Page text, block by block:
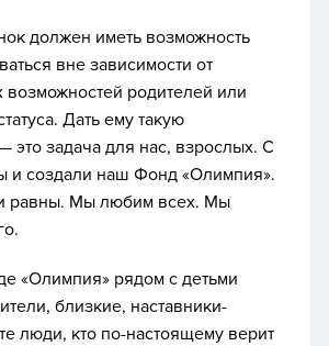
должен иметь возможность
вне зависимости от
возможностей родителей или
Дать ему такую
это задача для нас, взрослых. С
и создали наш Фонд «Олимпия».
равны. Мы любим всех. Мы
«Олимпия» рядом с детьми
близкие, наставники-
люди, кто по-настоящему верит